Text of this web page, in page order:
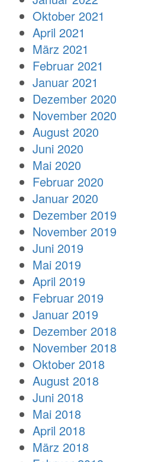
Oktober 2021
April 2021
März 2021
Februar 2021
Januar 2021
Dezember 2020
November 2020
August 2020
Juni 2020
Mai 2020
Februar 2020
Januar 2020
Dezember 2019
November 2019
Juni 2019
Mai 2019
April 2019
Februar 2019
Januar 2019
Dezember 2018
November 2018
Oktober 2018
August 2018
Juni 2018
Mai 2018
April 2018
März 2018